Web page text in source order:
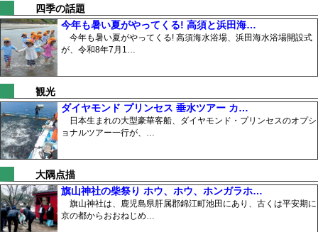
四季の話題
今年も暑い夏がやってくる! 高須と浜田海…
今年も暑い夏がやってくる! 高須海水浴場、浜田海水浴場開設式
が、令和8年7月1…
観光
ダイヤモンド プリンセス 垂水ツアー カ…
日本生まれの大型豪華客船、ダイヤモンド・プリンセスのオプシ
ョナルツアー一行が、…
大隅点描
旗山神社の柴祭り ホウ、ホウ、ホンガラホ…
旗山神社は、鹿児島県肝属郡錦江町池田にあり、古くは平安期に
京の都からおおねじめ…